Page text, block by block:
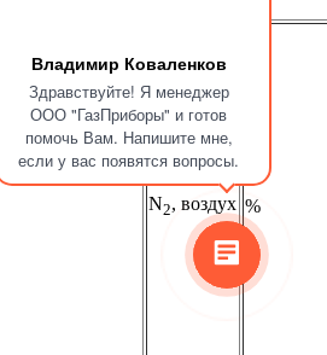
Владимир Коваленков
Здравствуйте! Я менеджер
ООО "ГазПриборы" и готов
помочь Вам. Напишите мне,
если у вас появятся вопросы.
N2, воздух %